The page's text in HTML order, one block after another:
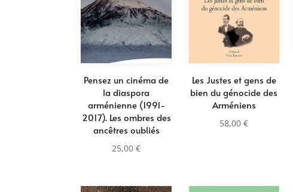
Pensez un cinéma de
la diaspora
arménienne (1991-
2017). Les ombres des
ancêtres oubliés
25,00€
Les Justes et gens de
bien du génocide des
Arméniens
58,00€